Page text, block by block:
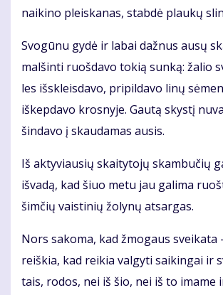
nai­ki­no pleis­ka­nas, stab­dė plau­kų
Svo­gū­nu gy­dė ir la­bai daž­nus au­sų
mal­šin­ti ruoš­da­vo to­kią sun­ką: ža­lio
les iš­skleis­da­vo, pri­pil­da­vo li­nų
iš­kep­da­vo kros­ny­je. Gau­tą skys­tį
šin­da­vo į skau­da­mas au­sis.
Iš ak­ty­viau­sių skai­ty­to­jų skam­bu­čių
iš­va­dą, kad šiuo me­tu jau ga­li­ma
šim­čių vais­ti­nių žo­ly­nų at­sar­gas.
Nors sa­ko­ma, kad žmo­gaus svei­ka­ta
reiš­kia, kad rei­kia val­gy­ti sai­kin­gai ir
tais, ro­dos, nei iš šio, nei iš to